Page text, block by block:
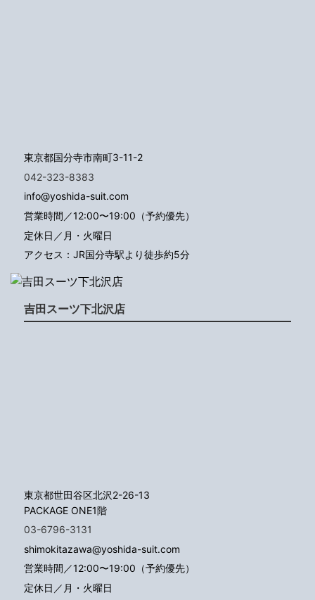
東京都国分寺市南町3-11-2
042-323-8383
info@yoshida-suit.com
営業時間／12:00〜19:00（予約優先）
定休日／月・火曜日
アクセス：JR国分寺駅より徒歩約5分
吉田スーツ下北沢店
東京都世田谷区北沢2-26-13
PACKAGE ONE1階
03-6796-3131
shimokitazawa@yoshida-suit.com
営業時間／12:00〜19:00（予約優先）
定休日／月・火曜日